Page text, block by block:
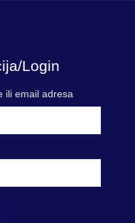
Login
ili email adresa